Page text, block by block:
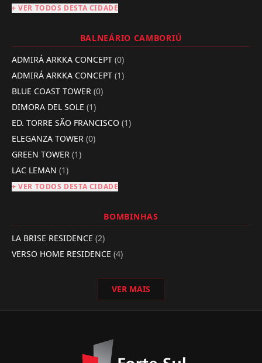
+ VER TODOS DESTA CIDADE
BALNEÁRIO CAMBORIÚ
ADMIRÁ ARKKA CONCEPT (0)
ADMIRÁ ARKKA CONCEPT (1)
BLUE COAST TOWER (0)
DIMORA DEL SOLE (1)
ED. TORRE SÃO FRANCISCO (1)
ELEGANZA TOWER (0)
GREEN TOWER (1)
LAC LEMAN (1)
+ VER TODOS DESTA CIDADE
BOMBINHAS
LA BRISE RESIDENCE (2)
VERSO HOME RESIDENCE (4)
VER MAIS